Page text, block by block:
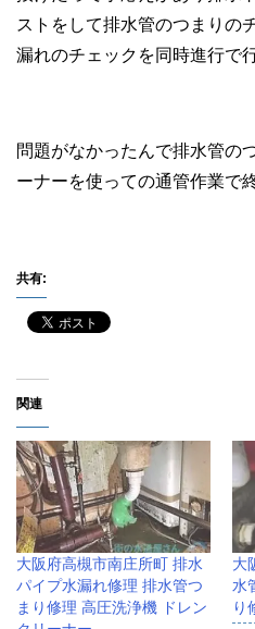
ストをして排水管のつまりの
漏れのチェックを同時進行で
問題がなかったんで排水管の
ーナーを使っての通管作業で
共有:
関連
大阪府高槻市南庄所町 排水
パイプ水漏れ修理 排水管つ
まり修理 高圧洗浄機 ドレン
大
水
り